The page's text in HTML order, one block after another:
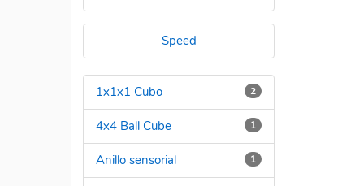
Speed
2
1x1x1 Cubo
1
4x4 Ball Cube
1
Anillo sensorial